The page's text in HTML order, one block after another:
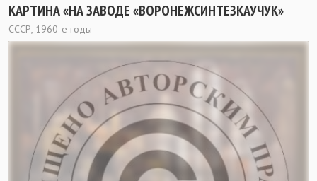
КАРТИНА «НА ЗАВОДЕ «ВОРОНЕЖСИНТЕЗКАУЧУК»
СССР, 1960-е годы